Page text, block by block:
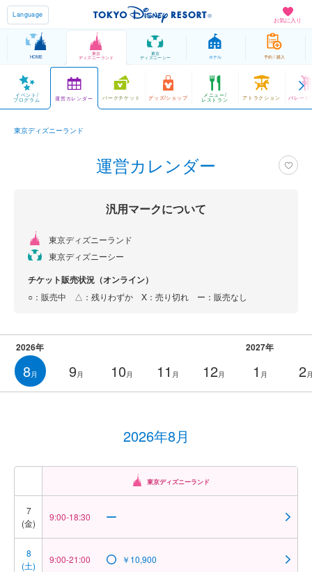
お気に入り
Language
HOME
東京
ディズニーランド
東京
ディズニーシー ホテル 予約 / 購入
イベント/
プログラム 運営カレンダー パークチケット グッズ/ショップ メニュー/
レストラン アトラクション パレード
東京ディズニーランド
運営カレンダー
汎用マークについて
東京ディズニーランド
東京ディズニーシー
チケット販売状況（オンライン）
○：販売中 △：残りわずか X：売り切れ ー：販売なし
2026年
8月 9月 10 月 11 月 12月
2027年
1 月 2
2026年8月
東京ディズニーランド
7
(金)
9:00-18:30
8
(土)
9:00-21:00 ￥10,900